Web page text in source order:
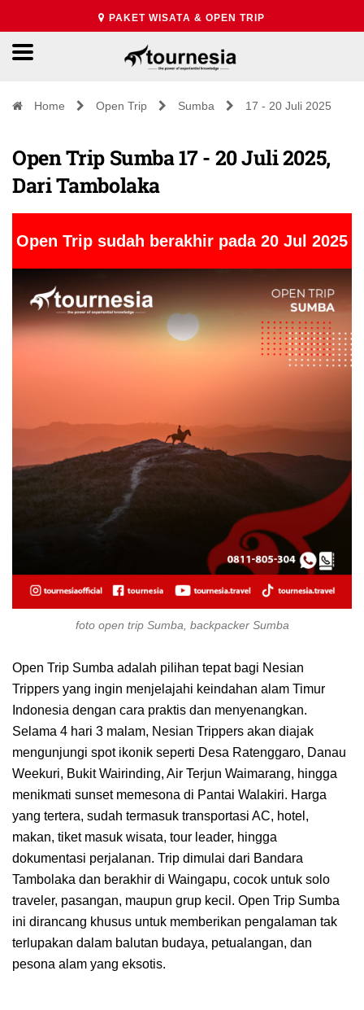
PAKET WISATA & OPEN TRIP
Home Open Trip Sumba 17 - 20 Juli 2025
Open Trip Sumba 17 - 20 Juli 2025,
Dari Tambolaka
Open Trip sudah berakhir pada 20 Jul 2025
foto open trip Sumba, backpacker Sumba
Open Trip Sumba adalah pilihan tepat bagi Nesian
Trippers yang ingin menjelajahi keindahan alam Timur
Indonesia dengan cara praktis dan menyenangkan.
Selama 4 hari 3 malam, Nesian Trippers akan diajak
mengunjungi spot ikonik seperti Desa Ratenggaro, Danau
Weekuri, Bukit Wairinding, Air Terjun Waimarang, hingga
menikmati sunset memesona di Pantai Walakiri. Harga
yang tertera, sudah termasuk transportasi AC, hotel,
makan, tiket masuk wisata, tour leader, hingga
dokumentasi perjalanan. Trip dimulai dari Bandara
Tambolaka dan berakhir di Waingapu, cocok untuk solo
traveler, pasangan, maupun grup kecil. Open Trip Sumba
ini dirancang khusus untuk memberikan pengalaman tak
terlupakan dalam balutan budaya, petualangan, dan
pesona alam yang eksotis.